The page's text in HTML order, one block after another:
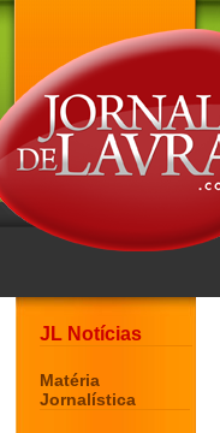
JL Notícias
Matéria
Jornalística